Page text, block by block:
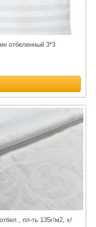
отбеленный 3*3
пл-ть 135г/м2, х/